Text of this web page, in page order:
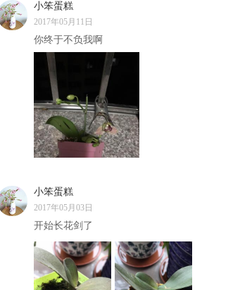
小笨蛋糕
2017年05月11日
你终于不负我啊
小笨蛋糕
2017年05月03日
开始长花剑了